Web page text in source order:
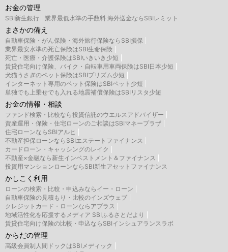
お金の管理
SBI新生銀行 業界最低水準の手数料 海外送金ならSBIレミット
まさかの備え
自動車保険・がん保険・海外旅行保険ならSBI損保
業界最安水準の死亡保険はSBI生命保険
死亡・医療・介護保険はSBIいきいき少短
賃貸住宅向け保険、バイク・自転車用車両保険はSBI日本少短
犬猫うさぎのペット保険はSBIプリズム少短
インターネット専用のペット保険はSBIペット少短
単独でも上乗せでも入れる地震補償保険はSBIリスタ少短
お金の情報・相談
ファンド検索・比較なら投資信託のウエルスアドバイザー
資産運用・保険・住宅ローンのご相談はSBIマネープラザ
住宅ローンならSBIアルヒ
不動産担保ローンならSBIエステートファイナンス
カードローン・キャッシングのレイク
不動産×金融なら新生インベストメント＆ファイナンス
投資用マンションローンならSBI新生アセットファイナンス
かしこく利用
ローンの検索・比較・申込みならイー・ローン
自動車保険の見積もり・比較のインズウェブ
クレジットカード・ローンならアプラス
地域活性化を応援するメディア SBIふるさとだより
賃貸住宅向け保険の比較・申込ならSBIインシュアランスラボ
からだの管理
高級会員制人間ドックはSBIメディック